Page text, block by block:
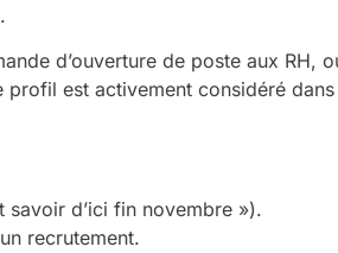
d’ouverture de poste aux RH,
est activement considéré
savoir d’ici fin novembre »).
recrutement.